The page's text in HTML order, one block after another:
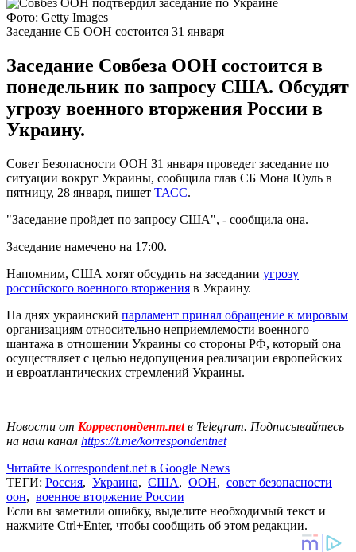
Фото: Getty Images
Заседание СБ ООН состоится 31 января
Заседание Совбеза ООН состоится в
понедельник по запросу США. Обсудят
угрозу военного вторжения России в
Украину.
Совет Безопасности ООН 31 января проведет заседание по
ситуации вокруг Украины, сообщила глав СБ Мона Юуль в
пятницу, 28 января, пишет ТАСС.
"Заседание пройдет по запросу США", - сообщила она.
Заседание намечено на 17:00.
Напомним, США хотят обсудить на заседании угрозу
российского военного вторжения в Украину.
На днях украинский парламент принял обращение к мировым
организациям относительно неприемлемости военного
шантажа в отношении Украины со стороны РФ, который она
осуществляет с целью недопущения реализации европейских
и евроатлантических стремлений Украины.
Новости от Корреспондент.netв Telegram. Подписывайтесь
на наш канал https://t.me/korrespondentnet
Читайте Korrespondent.net в Google News
ТЕГИ: Россия, Украина, США, ООН, совет безопасности
оон, военное вторжение России
Если вы заметили ошибку, выделите необходимый текст и
нажмите Ctrl+Enter, чтобы сообщить об этом редакции.